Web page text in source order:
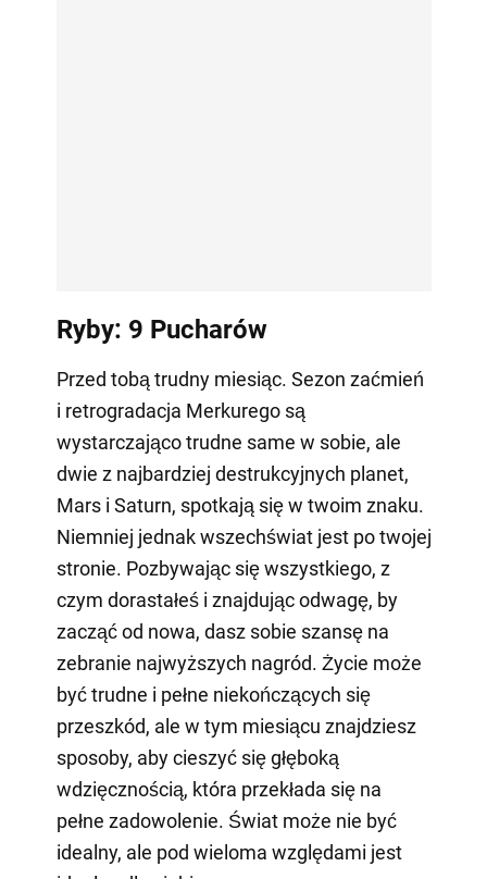
Ryby: 9 Pucharów
Przed tobą trudny miesiąc. Sezon zaćmień
i retrogradacja Merkurego są
wystarczająco trudne same w sobie, ale
dwie z najbardziej destrukcyjnych planet,
Mars i Saturn, spotkają się w twoim znaku.
Niemniej jednak wszechświat jest po twojej
stronie. Pozbywając się wszystkiego, z
czym dorastałeś i znajdując odwagę, by
zacząć od nowa, dasz sobie szansę na
zebranie najwyższych nagród. Życie może
być trudne i pełne niekończących się
przeszkód, ale w tym miesiącu znajdziesz
sposoby, aby cieszyć się głęboką
wdzięcznością, która przekłada się na
pełne zadowolenie. Świat może nie być
idealny, ale pod wieloma względami jest